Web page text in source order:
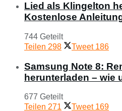
Lied als Klingelton
Kostenlose
744 Geteilt
Teilen 298 Tweet 186
Samsung Note 8:
herunterladen – wie
677 Geteilt
Teilen 271 Tweet 169